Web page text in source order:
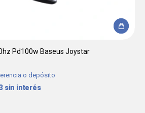
Pd100w Baseus Joystar
o depósito
sin interés